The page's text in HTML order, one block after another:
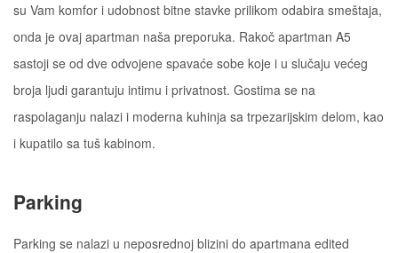
su Vam komfor i udobnost bitne stavke prilikom odabira smeštaja,
onda je ovaj apartman naša preporuka. Rakoč apartman A5
sastoji se od dve odvojene spavaće sobe koje i u slučaju većeg
broja ljudi garantuju intimu i privatnost. Gostima se na
raspolaganju nalazi i moderna kuhinja sa trpezarijskim delom, kao
i kupatilo sa tuš kabinom.
Parking
Parking se nalazi u neposrednoj blizini do apartmana edited